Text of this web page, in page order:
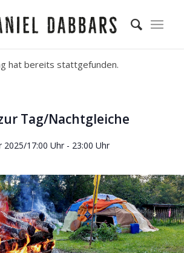
hat bereits stattgefunden.
Tag/Nachtgleiche
2025/17:00 Uhr - 23:00 Uhr